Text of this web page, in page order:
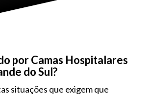
por Camas Hospitalares
do Sul?
situações que exigem que